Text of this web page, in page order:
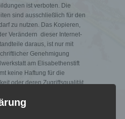
ist verboten. Die
sind ausschließlich für den
zu nutzen. Das Kopieren,
Verändern dieser Internet-
daraus, ist nur mit
Genehmigung
am Elisabethenstift
keine Haftung für die
oder deren Zugriffsqualität
gGmbH ist nicht
Inhalte der verlinkten Seiten